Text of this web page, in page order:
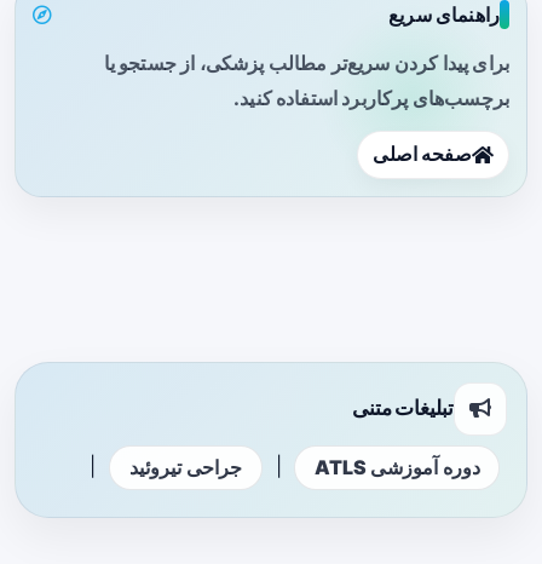
راهنمای سریع
برای پیدا کردن سریع‌تر مطالب پزشکی، از جستجو یا
برچسب‌های پرکاربرد استفاده کنید.
صفحه اصلی
تبلیغات متنی
دوره آموزشی ATLS جراحی تیروئید